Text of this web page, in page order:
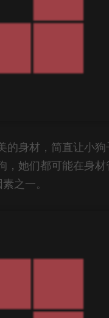
的身材，简直让小狗
，她们都可能在身材
之一。